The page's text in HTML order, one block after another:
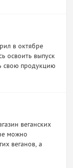
в октябре
освоить выпуск
свою продукцию
веганских
можно
веганов, а